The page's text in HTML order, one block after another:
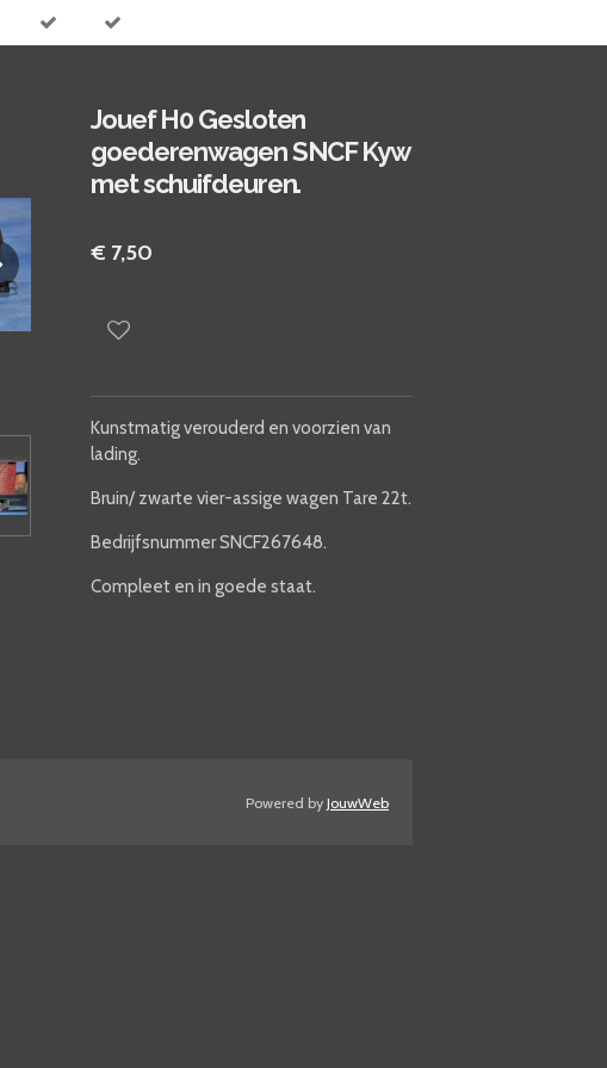
Jouef H0 Gesloten
goederenwagen SNCF Kyw
met schuifdeuren.
€ 7,50
Kunstmatig verouderd en voorzien van
lading.
Bruin/ zwarte vier-assige wagen Tare 22t.
Bedrijfsnummer SNCF267648.
Compleet en in goede staat.
Powered byJouwWeb